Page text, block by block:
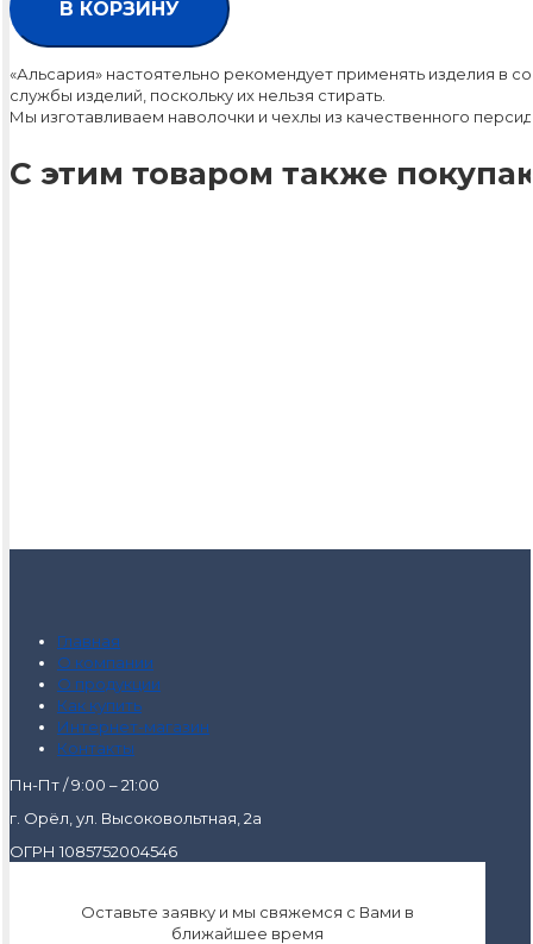
В КОРЗИНУ
«Альсария» настоятельно рекомендует применять изделия в
службы изделий, поскольку их нельзя стирать.
Мы изготавливаем наволочки и чехлы из качественного
С этим товаром также
Главная
О компании
О продукции
Как купить
Интернет-магазин
Контакты
Пн-Пт / 9:00 – 21:00
г. Орёл, ул. Высоковольтная, 2а
ОГРН 1085752004546
Оставьте заявку и мы свяжемся с Вами в
ближайшее время